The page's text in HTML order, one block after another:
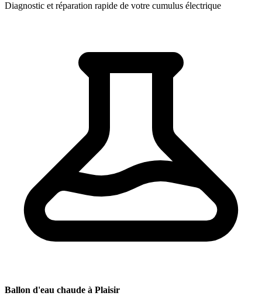
Diagnostic et réparation rapide de votre cumulus électrique
Ballon d'eau chaude à Plaisir